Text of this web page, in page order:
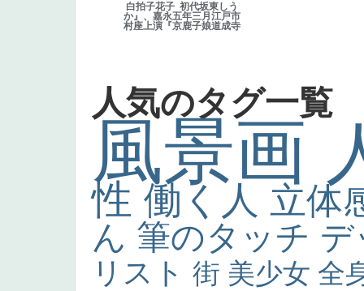
白拍子花子 初代坂東しう
か』、嘉永五年三月江戸市
村座上演『京鹿子娘道成寺
人気のタグ一覧
風景画
性 働く人 立体
ん 筆のタッチ
リスト 街 美少女 全